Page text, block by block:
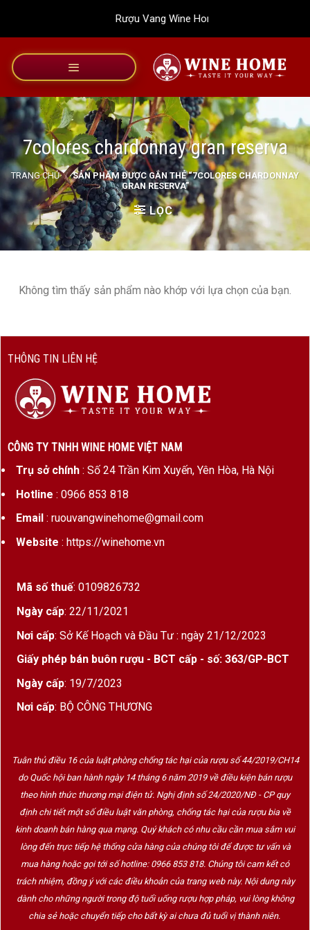
dung
Rượu Vang Wine Home
7colores chardonnay gran reserva
TRANG CHỦ / SẢN PHẨM ĐƯỢC GẮN THẺ “7COLORES CHARDONNAY
GRAN RESERVA”
LỌC
Không tìm thấy sản phẩm nào khớp với lựa chọn của bạn.
THÔNG TIN LIÊN HỆ
CÔNG TY TNHH WINE HOME VIỆT NAM
Trụ sở chính: Số 24 Trần Kim Xuyến, Yên Hòa, Hà Nội
Hotline : 0966 853 818
Email : ruouvangwinehome@gmail.com
Website : https://winehome.vn
Mã số thuế: 0109826732
Ngày cấp: 22/11/2021
Nơi cấp: Sở Kế Hoạch và Đầu Tư : ngày 21/12/2023
Giấy phép bán buôn rượu - BCT cấp - số: 363/GP-BCT
Ngày cấp: 19/7/2023
Nơi cấp: BỘ CÔNG THƯƠNG
Tuân thủ điều 16 của luật phòng chống tác hại của rượu số 44/2019/CH14
do Quốc hội ban hành ngày 14 tháng 6 năm 2019 về điều kiện bán rượu
theo hình thức thương mại điện tử. Nghị định số 24/2020/NĐ - CP quy
định chi tiết một số điều luật văn phòng, chống tác hại của rượu bia về
kinh doanh bán hàng qua mạng. Quý khách có nhu cầu cần mua sắm vui
lòng đến trực tiếp hệ thống cửa hàng của chúng tôi để được tư vấn và
mua hàng hoặc gọi tới số hotline: 0966 853 818. Chúng tôi cam kết có
trách nhiệm, đồng ý với các điều khoản của trang web này. Nội dung này
dành cho những người trong độ tuổi uống rượu hợp pháp, vui lòng không
chia sẻ hoặc chuyển tiếp cho bất kỳ ai chưa đủ tuổi vị thành niên.